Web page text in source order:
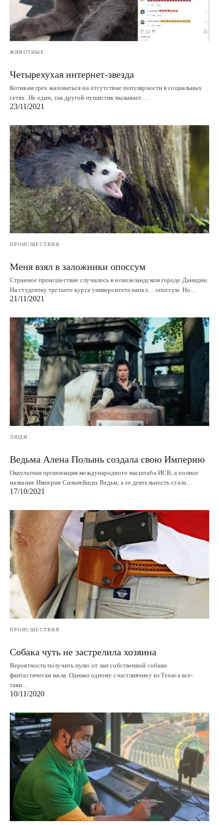
ЖИВОТНЫЕ
Четырехухая интернет-звезда
Котикам грех жаловаться на отсутствие популярности в социальных
сетях. Не один, так другой пушистик вызывает…
23/11/2021
ПРОИСШЕСТВИЯ
Меня взял в заложники опоссум
Странное происшествие случилось в новозеландском городе Данидин.
На студентку третьего курса университета напал… опоссум. Но…
21/11/2021
ЛЮДИ
Ведьма Алена Полынь создала свою Империю
Оккультная организация международного масштаба ИСВ, а полное
название Империя Сильнейших Ведьм, а ее деятельность стала…
17/10/2021
ПРОИСШЕСТВИЯ
Собака чуть не застрелила хозяина
Вероятность получить пулю от лап собственной собаки
фантастически мала. Однако одному счастливчику из Техаса все-
таки…
10/11/2020